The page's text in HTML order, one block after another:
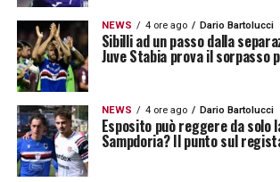
NEWS 4 ore ago Dario Bartolucci
Sibilli ad un passo dalla
Juve Stabia prova il sorpasso
NEWS 4 ore ago Dario Bartolucci
Esposito può reggere da solo
Sampdoria? Il punto sul